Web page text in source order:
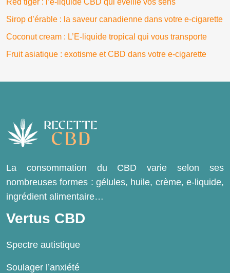
Red tiger : l’e-liquide CBD qui éveille vos sens
Sirop d’érable : la saveur canadienne dans votre e-cigarette
Coconut cream : L’E-liquide tropical qui vous transporte
Fruit asiatique : exotisme et CBD dans votre e-cigarette
La consommation du CBD varie selon ses
nombreuses formes : gélules, huile, crème, e-liquide,
ingrédient alimentaire…
Vertus CBD
Spectre autistique
Soulager l’anxiété